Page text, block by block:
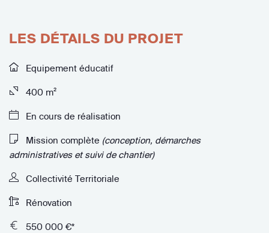
LES DÉTAILS DU PROJET
Equipement éducatif
400 m²
En cours de réalisation
Mission complète (conception, démarches
administratives et suivi de chantier)
Collectivité Territoriale
Rénovation
550 000 €*